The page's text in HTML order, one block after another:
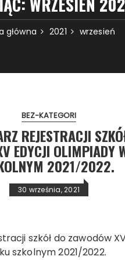
główna 2021 wrzesień
BEZ-KATEGORI
REJESTRACJI
EDYCJI OLIMPIADY
2021/2022.
30 września, 2021
szkolnym 2021/2022.